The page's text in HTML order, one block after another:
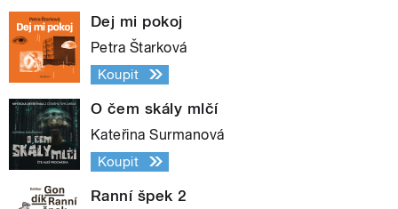
Dej mi pokoj
Petra Štarková
Koupit
O čem skály mlčí
Kateřina Surmanová
Koupit
Ranní špek 2